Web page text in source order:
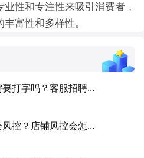
性和专注性来吸引消费者，
富性和多样性。
打字吗？客服招聘...
控？店铺风控会怎...